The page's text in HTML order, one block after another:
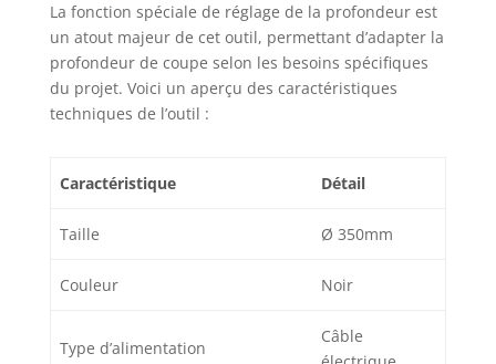
Design : grâce à ses
commandes intuitives
et à son design
ergonomique, la scie à
pouvez vous
travail sans vous
compliqués. Veuillez
souhaitez être livré
La fonction spéciale de réglage de la profondeur est
un atout majeur de cet outil, permettant d’adapter la
profondeur de coupe selon les besoins spécifiques
du projet. Voici un aperçu des caractéristiques
techniques de l’outil :
Caractéristique Détail
Taille Ø 350mm
Couleur Noir
Type d’alimentation
Câble